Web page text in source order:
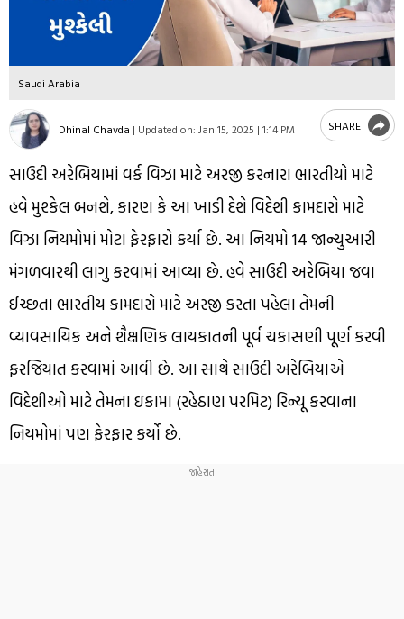
Saudi Arabia
Dhinal Chavda | Updated on: Jan 15, 2025 | 1:14 PM SHARE
સાઉદી અરેબિયામાં વર્ક વિઝા માટે અરજી કરનારા ભારતીયો માટે
હવે મુશ્કેલ બનશે, કારણ કે આ ખાડી દેશે વિદેશી કામદારો માટે
વિઝા નિયમોમાં મોટા ફેરફારો કર્યા છે. આ નિયમો 14 જાન્યુઆરી
મંગળવારથી લાગુ કરવામાં આવ્યા છે. હવે સાઉદી અરેબિયા જવા
ઈચ્છતા ભારતીય કામદારો માટે અરજી કરતા પહેલા તેમની
વ્યાવસાયિક અને શૈક્ષણિક લાયકાતની પૂર્વ ચકાસણી પૂર્ણ કરવી
ફરજિયાત કરવામાં આવી છે. આ સાથે સાઉદી અરેબિયાએ
વિદેશીઓ માટે તેમના ઇકામા (રહેઠાણ પરમિટ) રિન્યૂ કરવાના
નિયમોમાં પણ ફેરફાર કર્યો છે.